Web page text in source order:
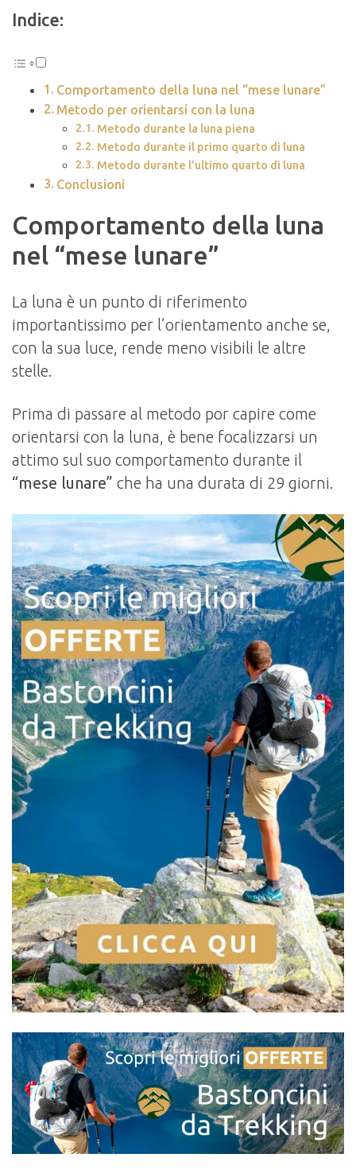
Indice:
Comportamento della luna nel “mese lunare”
Metodo per orientarsi con la luna
Metodo durante la luna piena
Metodo durante il primo quarto di luna
Metodo durante l’ultimo quarto di luna
Conclusioni
Comportamento della luna
nel “mese lunare”
La luna è un punto di riferimento
importantissimo per l’orientamento anche se,
con la sua luce, rende meno visibili le altre
stelle.
Prima di passare al metodo por capire come
orientarsi con la luna, è bene focalizzarsi un
attimo sul suo comportamento durante il
“mese lunare” che ha una durata di 29 giorni.